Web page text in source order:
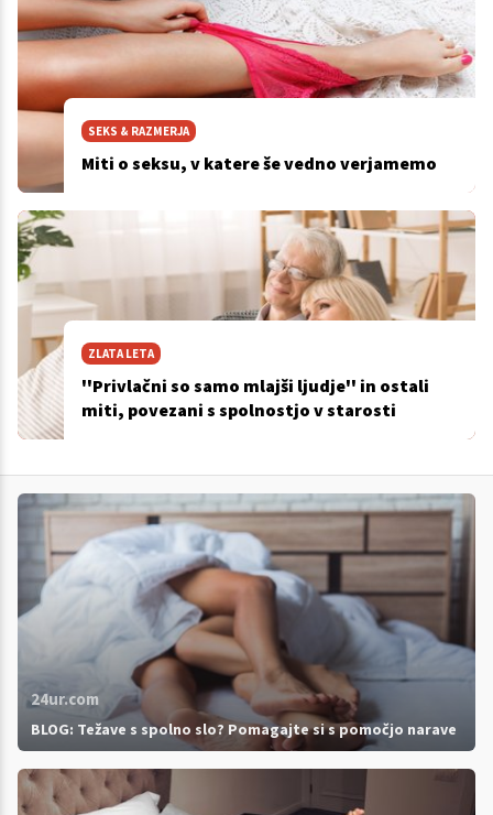
SEKS & RAZMERJA
Miti o seksu, v katere še vedno verjamemo
ZLATA LETA
''Privlačni so samo mlajši ljudje'' in ostali
miti, povezani s spolnostjo v starosti
24ur.com
BLOG: Težave s spolno slo? Pomagajte si s pomočjo narave